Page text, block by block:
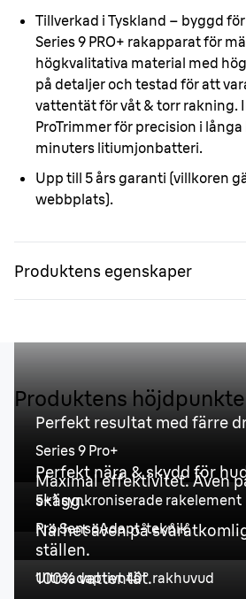
Tillverkad i Tyskland – byggd
Series 9 PRO+ rakapparat för
högkvalitativa material med
på detaljer och testad för att
vattentät för våt & torr rakning.
ProTrimmer för precision i
minuters litiumjonbatteri.
Upp till 5 års garanti (villkoren
webbplats).
Produktens egenskaper
Produktens
Perfekt resultat med färre
Series 9 Pro+
Perfekt nära & skydd för
5+1 synkroniserade rakelement
Maximal effektivitet. Även
skägg.
Pro SensoAdapt-teknik
Närhet även på
ställen.
Ultraadaptivt 40° rakhuvud
100% vattentät.